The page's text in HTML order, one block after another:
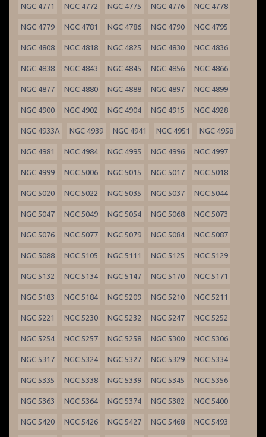
NGC 4771 NGC 4772 NGC 4775 NGC 4776 NGC 4778
NGC 4779 NGC 4781 NGC 4786 NGC 4790 NGC 4795
NGC 4808 NGC 4818 NGC 4825 NGC 4830 NGC 4836
NGC 4838 NGC 4843 NGC 4845 NGC 4856 NGC 4866
NGC 4877 NGC 4880 NGC 4888 NGC 4897 NGC 4899
NGC 4900 NGC 4902 NGC 4904 NGC 4915 NGC 4928
NGC 4933A NGC 4939 NGC 4941 NGC 4951 NGC 4958
NGC 4981 NGC 4984 NGC 4995 NGC 4996 NGC 4997
NGC 4999 NGC 5006 NGC 5015 NGC 5017 NGC 5018
NGC 5020 NGC 5022 NGC 5035 NGC 5037 NGC 5044
NGC 5047 NGC 5049 NGC 5054 NGC 5068 NGC 5073
NGC 5076 NGC 5077 NGC 5079 NGC 5084 NGC 5087
NGC 5088 NGC 5105 NGC 5111 NGC 5125 NGC 5129
NGC 5132 NGC 5134 NGC 5147 NGC 5170 NGC 5171
NGC 5183 NGC 5184 NGC 5209 NGC 5210 NGC 5211
NGC 5221 NGC 5230 NGC 5232 NGC 5247 NGC 5252
NGC 5254 NGC 5257 NGC 5258 NGC 5300 NGC 5306
NGC 5317 NGC 5324 NGC 5327 NGC 5329 NGC 5334
NGC 5335 NGC 5338 NGC 5339 NGC 5345 NGC 5356
NGC 5363 NGC 5364 NGC 5374 NGC 5382 NGC 5400
NGC 5420 NGC 5426 NGC 5427 NGC 5468 NGC 5493